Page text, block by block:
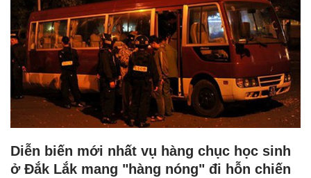
Diễn biến mới nhất vụ hàng chục học sinh
ở Đắk Lắk mang "hàng nóng" đi hỗn chiến